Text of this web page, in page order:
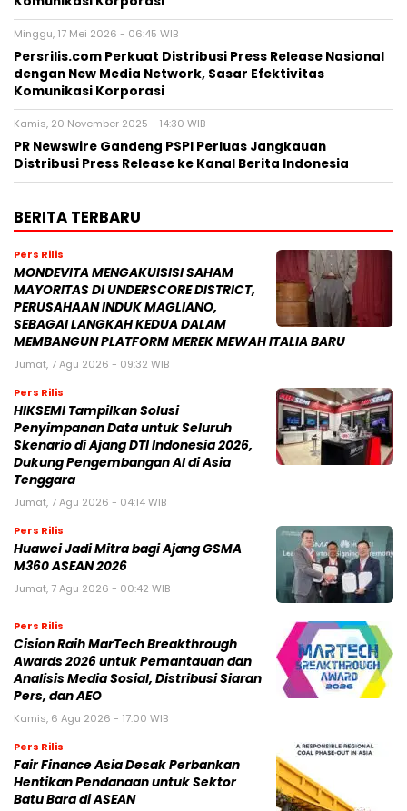
Minggu, 17 Mei 2026 - 06:45 WIB
Persrilis.com Perkuat Distribusi Press Release Nasional
dengan New Media Network, Sasar Efektivitas
Komunikasi Korporasi
Kamis, 20 November 2025 - 14:30 WIB
PR Newswire Gandeng PSPI Perluas Jangkauan
Distribusi Press Release ke Kanal Berita Indonesia
BERITA TERBARU
Pers Rilis
MONDEVITA MENGAKUISISI SAHAM
MAYORITAS DI UNDERSCORE DISTRICT,
PERUSAHAAN INDUK MAGLIANO,
SEBAGAI LANGKAH KEDUA DALAM
MEMBANGUN PLATFORM MEREK MEWAH ITALIA BARU
Jumat, 7 Agu 2026 - 09:32 WIB
Pers Rilis
HIKSEMI Tampilkan Solusi
Penyimpanan Data untuk Seluruh
Skenario di Ajang DTI Indonesia 2026,
Dukung Pengembangan AI di Asia
Tenggara
Jumat, 7 Agu 2026 - 04:14 WIB
Pers Rilis
Huawei Jadi Mitra bagi Ajang GSMA
M360 ASEAN 2026
Jumat, 7 Agu 2026 - 00:42 WIB
Pers Rilis
Cision Raih MarTech Breakthrough
Awards 2026 untuk Pemantauan dan
Analisis Media Sosial, Distribusi Siaran
Pers, dan AEO
Kamis, 6 Agu 2026 - 17:00 WIB
Pers Rilis
Fair Finance Asia Desak Perbankan
Hentikan Pendanaan untuk Sektor
Batu Bara di ASEAN